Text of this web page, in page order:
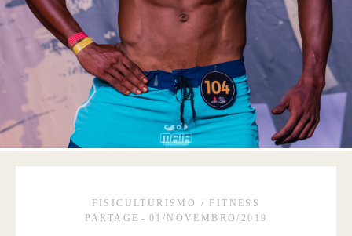
FISICULTURISMO / FITNESS
PARTAGE
01/NOVEMBRO/2019